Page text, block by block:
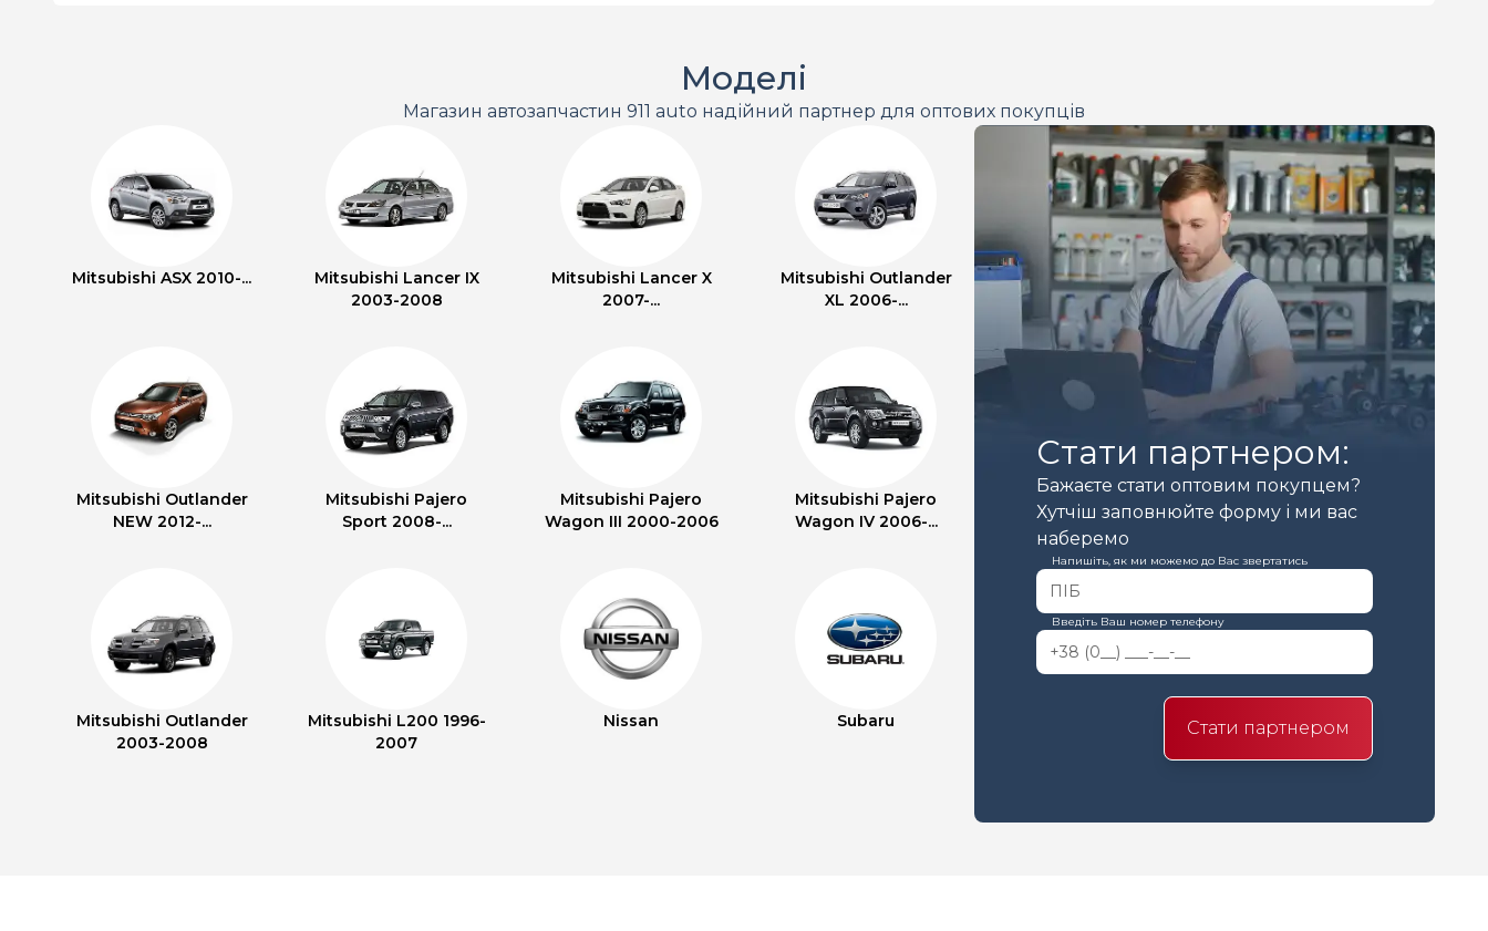
Моделі
Магазин автозапчастин 911 auto надійний партнер для оптових покупців
Mitsubishi ASX 2010-...
Mitsubishi Lancer IX
2003-2008
Mitsubishi Lancer X
2007-...
Mitsubishi Outlander
XL 2006-...
Mitsubishi Outlander
NEW 2012-...
Mitsubishi Pajero
Sport 2008-...
Mitsubishi Pajero
Wagon III 2000-2006
Mitsubishi Pajero
Wagon IV 2006-...
Mitsubishi Outlander
2003-2008
Mitsubishi L200 1996-
2007
Nissan Subaru
Стати партнером:
Бажаєте стати оптовим покупцем?
Хутчіш заповнюйте форму і ми вас
наберемо
Напишіть, як ми можемо до Вас звертатись
Введіть Ваш номер телефону
Стати партнером